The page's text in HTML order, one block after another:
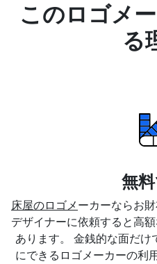
このロゴメ
る
無
床屋のロゴメ ーカーならお
デザイナーに依頼すると高
あります。 金銭的な面だ
にできるロゴメーカーの利